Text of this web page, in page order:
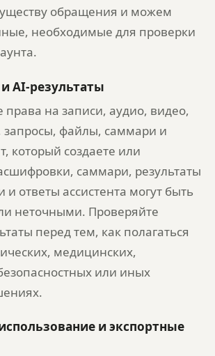
обращения и можем
необходимые для проверки
AI-результаты
права на записи, аудио, видео,
файлы, саммари и
который создаете или
саммари, результаты
и ответы ассистента могут быть
неточными. Проверяйте
перед тем, как полагаться
медицинских,
или иных
и экспортные